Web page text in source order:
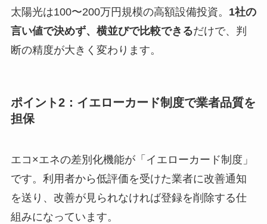
太陽光は100〜200万円規模の高額設備投資。 1社の
言い値で決めず、横並びで比較できるだけで、判
断の精度が大きく変わります。
ポイント2：イエローカード制度で業者品質を
担保
エコ×エネの差別化機能が「イエローカード制度」
です。利用者から低評価を受けた業者に改善通知
を送り、改善が見られなければ登録を削除する仕
組みになっています。